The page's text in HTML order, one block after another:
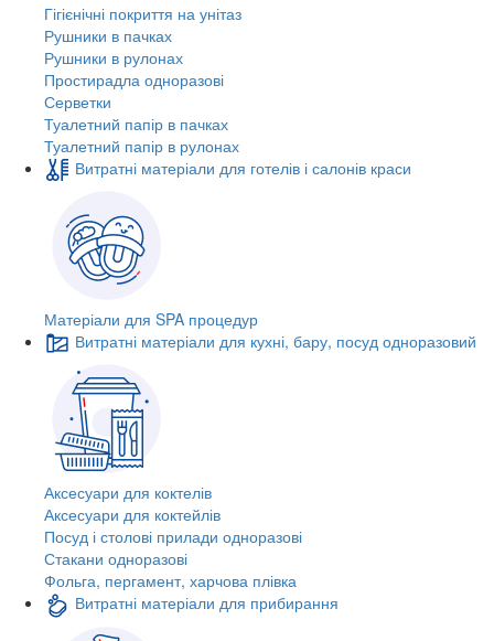
Гігієнічні покриття на унітаз
Рушники в пачках
Рушники в рулонах
Простирадла одноразові
Серветки
Туалетний папір в пачках
Туалетний папір в рулонах
Витратні матеріали для готелів і салонів краси
Матеріали для SPA процедур
Витратні матеріали для кухні, бару, посуд одноразовий
Аксесуари для коктелів
Аксесуари для коктейлів
Посуд і столові прилади одноразові
Стакани одноразові
Фольга, пергамент, харчова плівка
Витратні матеріали для прибирання